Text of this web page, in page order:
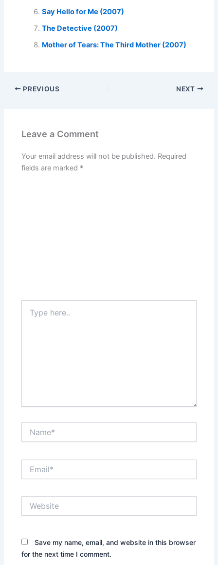
Say Hello for Me (2007)
The Detective (2007)
Mother of Tears: The Third Mother (2007)
PREVIOUS NEXT
Leave a Comment
Your email address will not be published. Required
fields are marked *
here..
Save my name, email, and website in this browser
for the next time I comment.